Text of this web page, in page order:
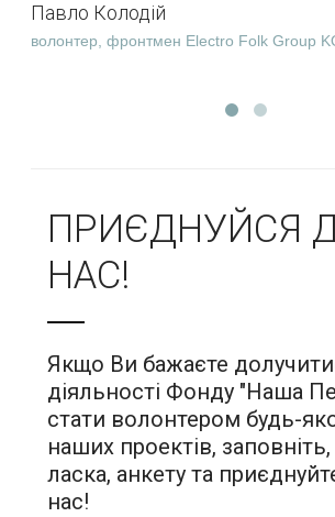
Павло Колодій
волонтер, фронтмен Electro Folk Group
ПРИЄДНУЙСЯ
НАС!
Якщо Ви бажаєте
діяльності Фонду "Наша
стати волонтером будь-
наших проектів,
ласка, анкету та
нас!